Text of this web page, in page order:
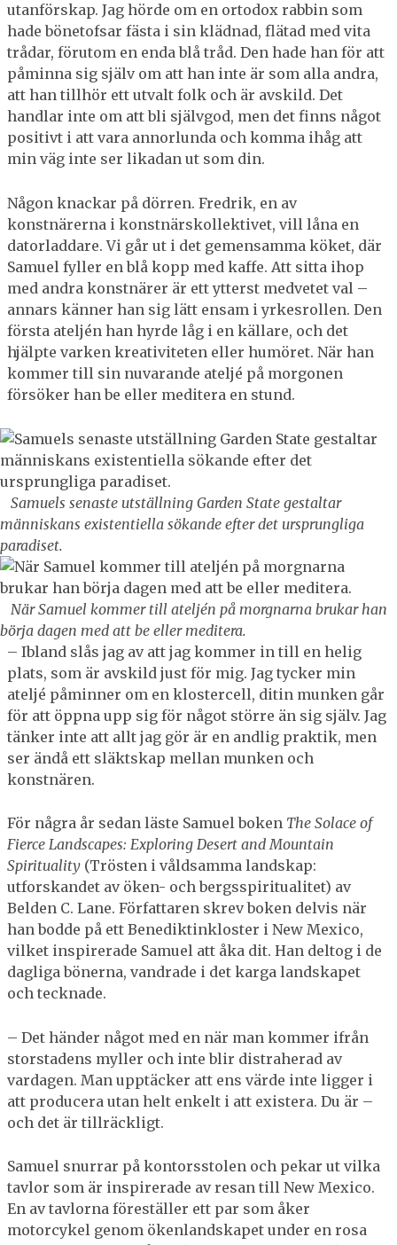
utanförskap. Jag hörde om en ortodox rabbin som
hade bönetofsar fästa i sin klädnad, flätad med vita
trådar, förutom en enda blå tråd. Den hade han för att
påminna sig själv om att han inte är som alla andra,
att han tillhör ett utvalt folk och är avskild. Det
handlar inte om att bli självgod, men det finns något
positivt i att vara annorlunda och komma ihåg att
min väg inte ser likadan ut som din.
Någon knackar på dörren. Fredrik, en av
konstnärerna i konstnärskollektivet, vill låna en
datorladdare. Vi går ut i det gemensamma köket, där
Samuel fyller en blå kopp med kaffe. Att sitta ihop
med andra konstnärer är ett ytterst medvetet val –
annars känner han sig lätt ensam i yrkesrollen. Den
första ateljén han hyrde låg i en källare, och det
hjälpte varken kreativiteten eller humöret. När han
kommer till sin nuvarande ateljé på morgonen
försöker han be eller meditera en stund.
Samuels senaste utställning Garden State gestaltar
människans existentiella sökande efter det ursprungliga
paradiset.
När Samuel kommer till ateljén på morgnarna brukar han
börja dagen med att be eller meditera.
– Ibland slås jag av att jag kommer in till en helig
plats, som är avskild just för mig. Jag tycker min
ateljé påminner om en klostercell, ditin munken går
för att öppna upp sig för något större än sig själv. Jag
tänker inte att allt jag gör är en andlig praktik, men
ser ändå ett släktskap mellan munken och
konstnären.
För några år sedan läste Samuel boken The Solace of
Fierce Landscapes: Exploring Desert and Mountain
Spirituality (Trösten i våldsamma landskap:
utforskandet av öken- och bergsspiritualitet) av
Belden C. Lane. Författaren skrev boken delvis när
han bodde på ett Benediktinkloster i New Mexico,
vilket inspirerade Samuel att åka dit. Han deltog i de
dagliga bönerna, vandrade i det karga landskapet
och tecknade.
– Det händer något med en när man kommer ifrån
storstadens myller och inte blir distraherad av
vardagen. Man upptäcker att ens värde inte ligger i
att producera utan helt enkelt i att existera. Du är –
och det är tillräckligt.
Samuel snurrar på kontorsstolen och pekar ut vilka
tavlor som är inspirerade av resan till New Mexico.
En av tavlorna föreställer ett par som åker
motorcykel genom ökenlandskapet under en rosa